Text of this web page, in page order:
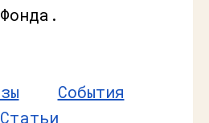
Фонда.
События
Статьи